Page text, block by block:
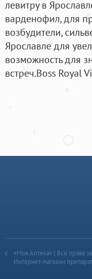
левитру в
варденофил, для
возбудители,
Ярославле для
возможность для
встреч.Boss Royal
«Моя Аптека» | Все права
Интернет-магазин